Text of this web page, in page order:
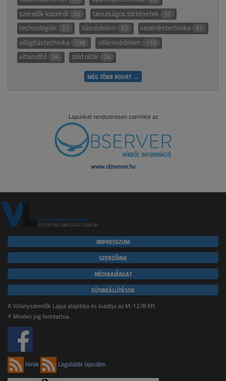
szerelők közelről 26 tanulságos történetek 97
technológiák 27 tűzvédelem 52 vezérléstechnika 97
világítástechnika 138 villámvédelem 110
vitaindító 34 zöld oldal 28
MÉG TÖBB ROVAT →
Lapunkat rendszeresen szemlézi az
www.observer.hu
IMPRESSZUM
SZERZŐINK
MÉDIAAJÁNLAT
SÜTIBEÁLLÍTÁSOK
A Villanyszerelők Lapja alapítója és kiadója az M-12/B Kft.
© Minden jog fenntartva.
Hírek Legutóbbi lapszám